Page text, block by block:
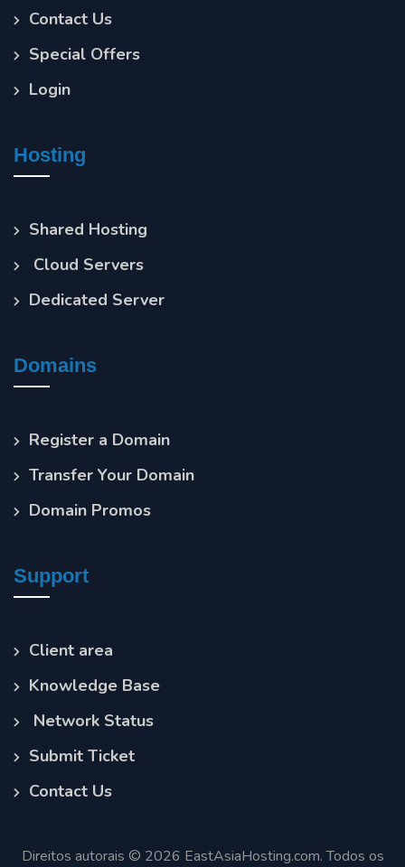
Contact Us
Special Offers
Login
Hosting
Shared Hosting
Cloud Servers
Dedicated Server
Domains
Register a Domain
Transfer Your Domain
Domain Promos
Support
Client area
Knowledge Base
Network Status
Submit Ticket
Contact Us
Direitos autorais © 2026 EastAsiaHosting.com. Todos os